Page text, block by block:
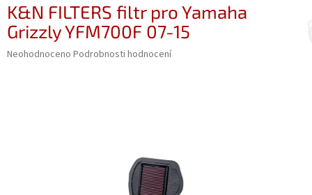
K&N FILTERS filtr pro Yamaha
Grizzly YFM700F 07-15
Průměrné
Neohodnoceno Podrobnosti hodnocení